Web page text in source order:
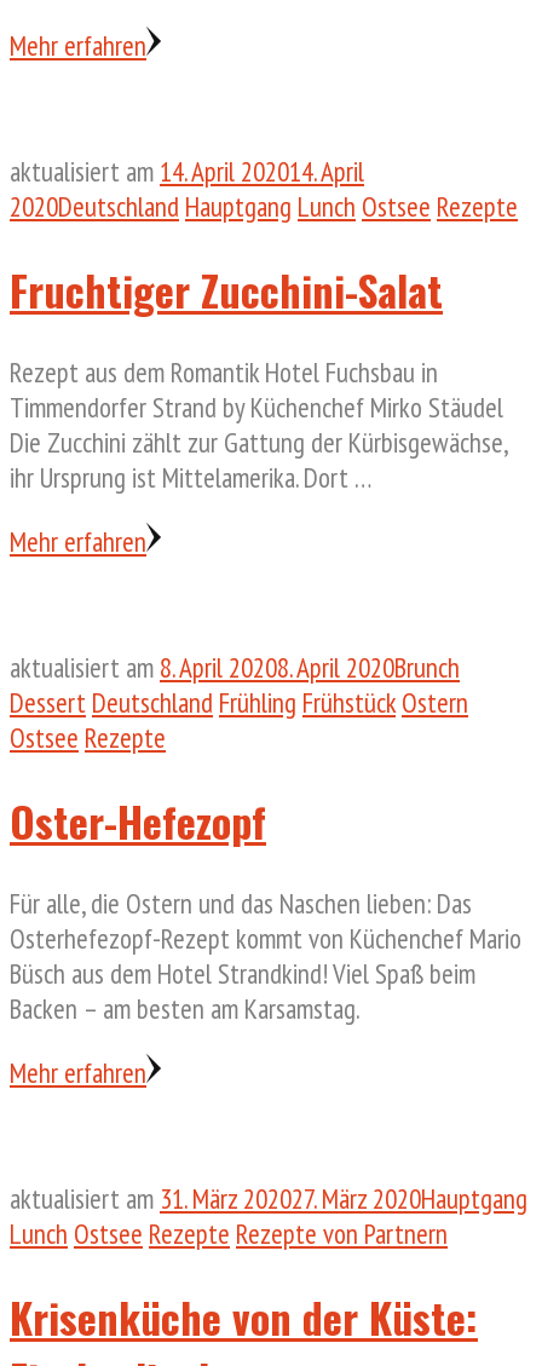
Mehr erfahren
aktualisiert am 14. April 202014. April
2020Deutschland Hauptgang Lunch Ostsee Rezepte
Fruchtiger Zucchini-Salat
Rezept aus dem Romantik Hotel Fuchsbau in
Timmendorfer Strand by Küchenchef Mirko Stäudel
Die Zucchini zählt zur Gattung der Kürbisgewächse,
ihr Ursprung ist Mittelamerika. Dort …
Mehr erfahren
aktualisiert am 8. April 20208. April 2020Brunch
Dessert Deutschland Frühling Frühstück Ostern
Ostsee Rezepte
Oster-Hefezopf
Für alle, die Ostern und das Naschen lieben: Das
Osterhefezopf-Rezept kommt von Küchenchef Mario
Büsch aus dem Hotel Strandkind! Viel Spaß beim
Backen – am besten am Karsamstag.
Mehr erfahren
aktualisiert am 31. März 202027. März 2020Hauptgang
Lunch Ostsee Rezepte Rezepte von Partnern
Krisenküche von der Küste: